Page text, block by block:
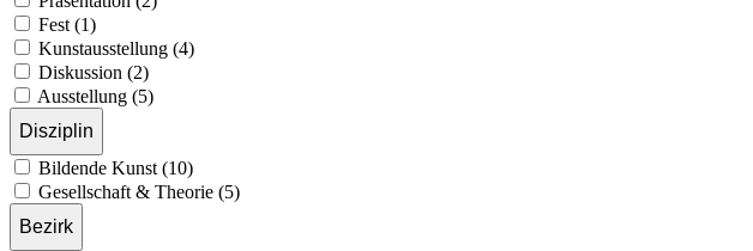
Fest (1)
Kunstausstellung (4)
Diskussion (2)
Ausstellung (5)
Disziplin
Bildende Kunst (10)
Gesellschaft & Theorie (5)
Bezirk